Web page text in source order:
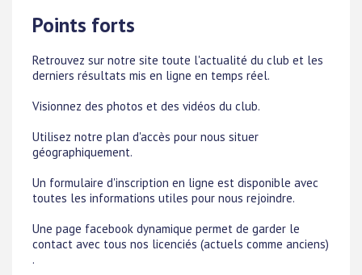
Points forts
Retrouvez sur notre site toute l'actualité du club et les
derniers résultats mis en ligne en temps réel.
Visionnez des photos et des vidéos du club.
Utilisez notre plan d'accès pour nous situer
géographiquement.
Un formulaire d'inscription en ligne est disponible avec
toutes les informations utiles pour nous rejoindre.
Une page facebook dynamique permet de garder le
contact avec tous nos licenciés (actuels comme anciens)
.